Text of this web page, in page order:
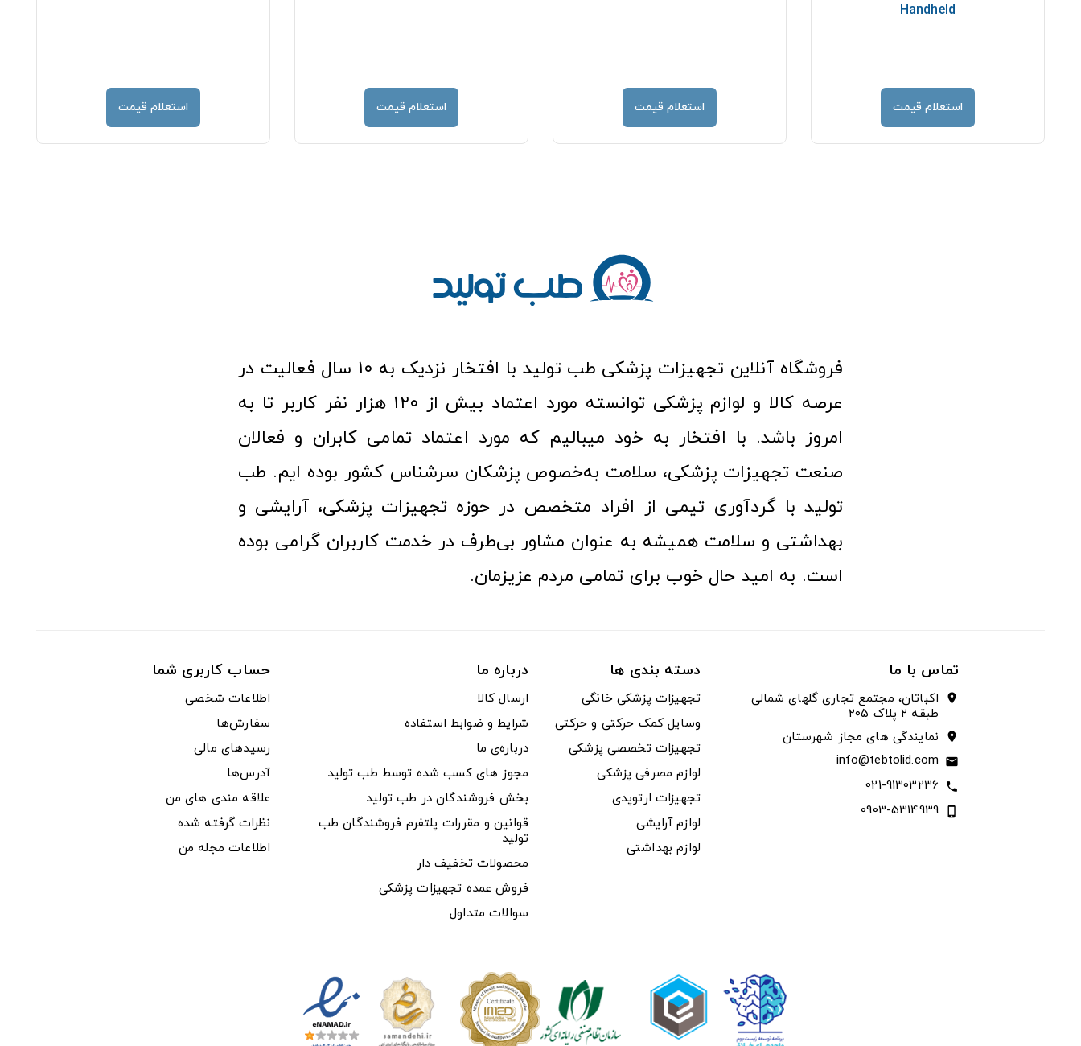
Handheld
استعلام قیمت استعلام قیمت استعلام قیمت استعلام قیمت
فروشگاه آنلاین تجهیزات پزشکی طب تولید با افتخار نزدیک به ۱۰ سال فعالیت در
عرصه کالا و لوازم پزشکی توانسته مورد اعتماد بیش از ۱۲۰ هزار نفر کاربر تا به
امروز باشد. با افتخار به خود میبالیم که مورد اعتماد تمامی کابران و فعالان
صنعت تجهیزات پزشکی، سلامت به‌خصوص پزشکان سرشناس کشور بوده ایم. طب
تولید با گردآوری تیمی از افراد متخصص در حوزه تجهیزات پزشکی، آرایشی و
بهداشتی و سلامت همیشه به عنوان مشاور بی‌طرف در خدمت کاربران گرامی بوده
است. به امید حال خوب برای تمامی مردم عزیزمان.
تماس با ما
location_on
اکباتان، مجتمع تجاری گلهای شمالی
طبقه ۲ پلاک ۲۰۵
location_on نمایندگی های مجاز شهرستان
email
info@tebtolid.com
call
021-91303236
phone_iphone
0903-5314939
دسته بندی ها
تجهیزات پزشکی خانگی
وسایل کمک حرکتی و حرکتی
تجهیزات تخصصی پزشکی
لوازم مصرفی پزشکی
تجهیزات ارتوپدی
لوازم آرایشی
لوازم بهداشتی
درباره ما
ارسال کالا
شرایط و ضوابط استفاده
درباره‌ی ما
مجوز های کسب شده توسط طب تولید
بخش فروشندگان در طب تولید
قوانین و مقررات پلتفرم فروشندگان طب
تولید
محصولات تخفیف دار
فروش عمده تجهیزات پزشکی
سوالات متداول
حساب کاربری شما
اطلاعات شخصی
سفارش‌ها
رسیدهای مالی
آدرس‌ها
علاقه مندی های من
نظرات گرفته شده
اطلاعات مجله من